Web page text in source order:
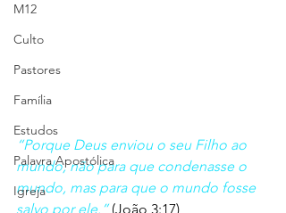
M12
Culto
Pastores
Família
Estudos
Palavra Apostólica
Igreja
“Porque Deus enviou o seu Filho ao
mundo, não para que condenasse o
mundo, mas para que o mundo fosse
salvo por ele.” (João 3:17)